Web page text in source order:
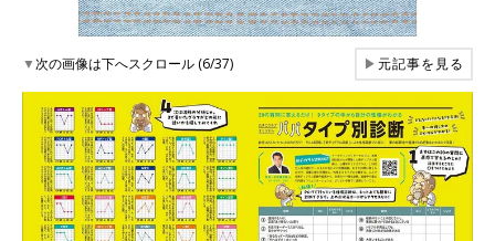
▼次の画像は下へスクロール (6/37) ▶元記事を見る